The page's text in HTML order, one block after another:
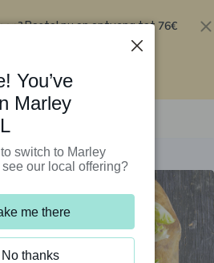
Bestel nu en ontvang tot 76€
You’ve
Marley
switch to Marley
our local offering?
me there
No thanks